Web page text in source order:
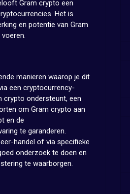
Gram crypto een
Het is
en potentie van Gram
manieren waarop je dit
een cryptocurrency-
crypto ondersteunt, een
om Gram crypto aan
en de
te garanderen.
handel of via specifieke
onderzoek te doen en
te waarborgen.